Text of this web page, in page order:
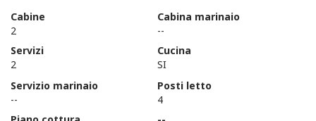
Cabine
2
Servizi
2
Cabina marinaio
--
Cucina
SI
Servizio marinaio
--
Posti letto
4